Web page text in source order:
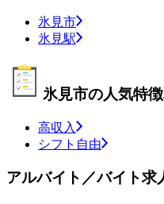
氷見市
氷見駅
氷見市の人気特
高収入
シフト自由
アルバイト／バイト求